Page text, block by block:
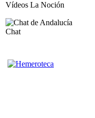
Vídeos La Noción
Chat